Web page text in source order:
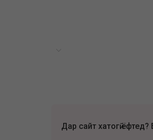
Дар сайт хатогӣ